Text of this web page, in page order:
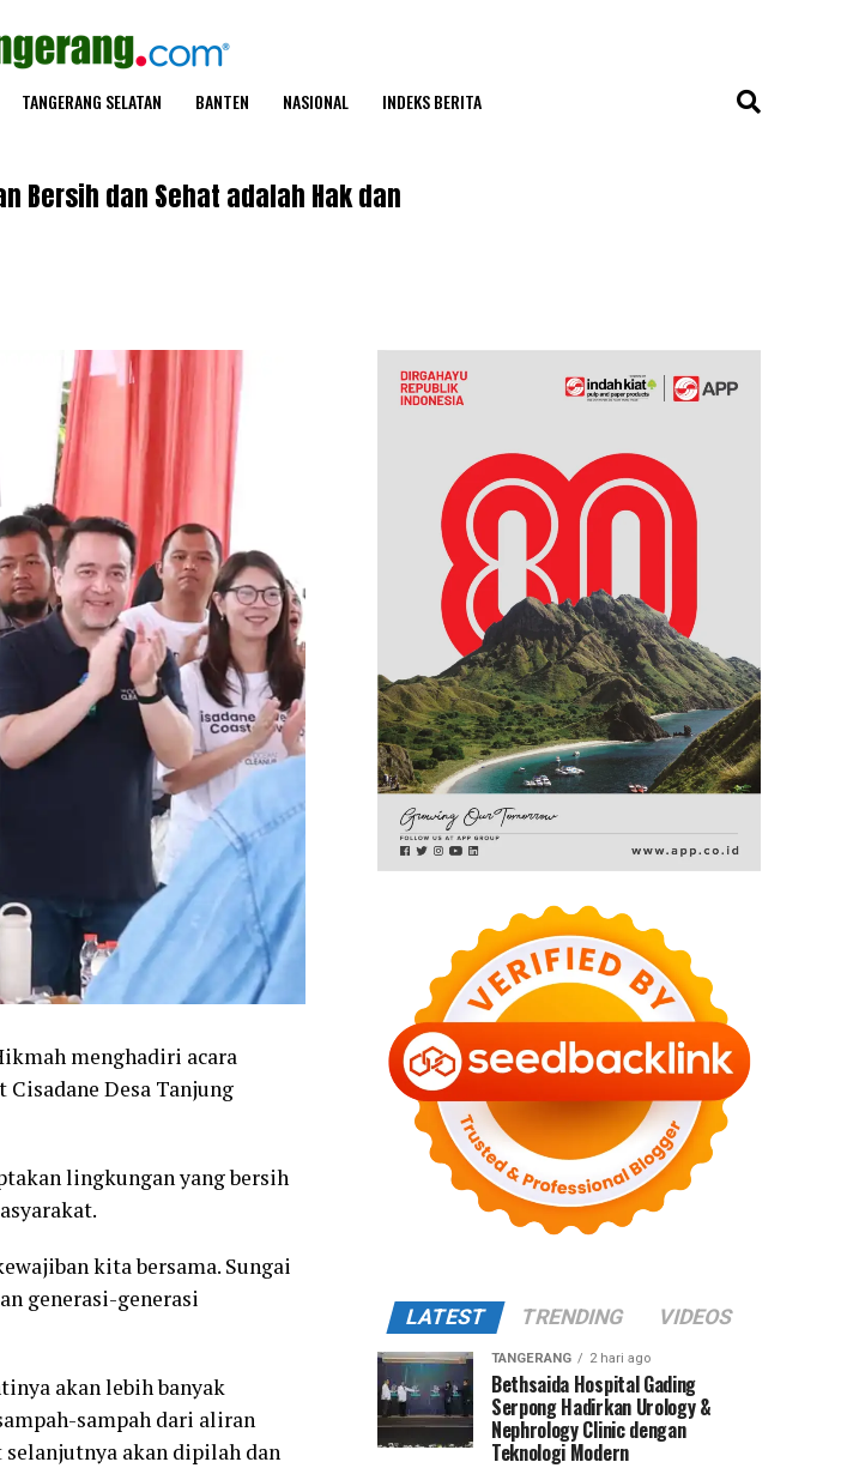
TANGERANG SELATAN BANTEN NASIONAL INDEKS BERITA
Bersih dan Sehat adalah Hak dan
menghadiri acara
Desa Tanjung
lingkungan yang bersih
kita bersama. Sungai
generasi-generasi
akan lebih banyak
sampah dari aliran
selanjutnya akan dipilah dan
LATEST TRENDING VIDEOS
TANGERANG 2 hari ago
Bethsaida Hospital Gading
Serpong Hadirkan Urology &
Nephrology Clinic dengan
Teknologi Modern